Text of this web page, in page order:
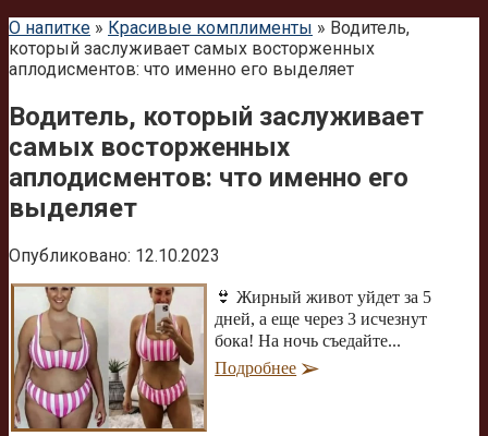
О напитке » Красивые комплименты » Водитель,
который заслуживает самых восторженных
аплодисментов: что именно его выделяет
Водитель, который заслуживает
самых восторженных
аплодисментов: что именно его
выделяет
Опубликовано: 12.10.2023
👙 Жирный живот уйдет за 5
дней, а еще через 3 исчезнут
бока! На ночь съедайте...
Подробнее